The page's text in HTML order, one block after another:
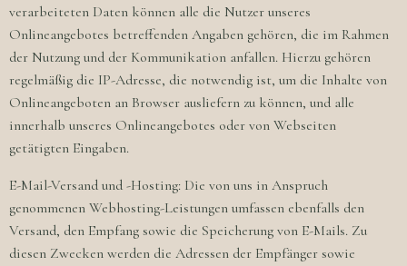
verarbeiteten Daten können alle die Nutzer unseres
Onlineangebotes betreffenden Angaben gehören, die im Rahmen
der Nutzung und der Kommunikation anfallen. Hierzu gehören
regelmäßig die IP-Adresse, die notwendig ist, um die Inhalte von
Onlineangeboten an Browser ausliefern zu können, und alle
innerhalb unseres Onlineangebotes oder von Webseiten
getätigten Eingaben.
E-Mail-Versand und -Hosting: Die von uns in Anspruch
genommenen Webhosting-Leistungen umfassen ebenfalls den
Versand, den Empfang sowie die Speicherung von E-Mails. Zu
diesen Zwecken werden die Adressen der Empfänger sowie